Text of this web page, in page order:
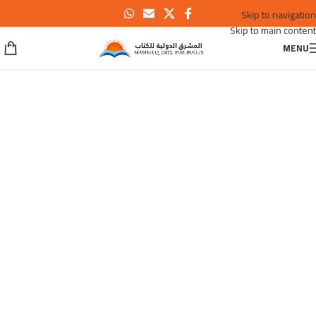
Skip to navigation
Skip to main content
MENU